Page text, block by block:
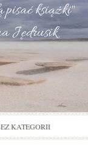
pisać książki"
Jędrusik
KATEGORII